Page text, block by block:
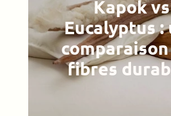
Kapok vs
Eucalyptus :
fibres